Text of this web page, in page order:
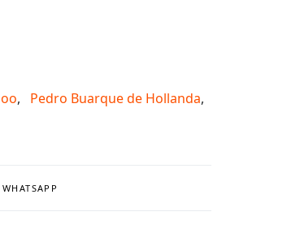
, Pedro Buarque de Hollanda,
WHATSAPP